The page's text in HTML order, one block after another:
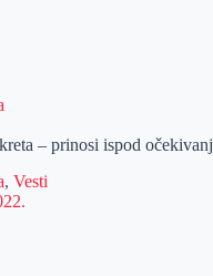
– prinosi ispod
, Vesti